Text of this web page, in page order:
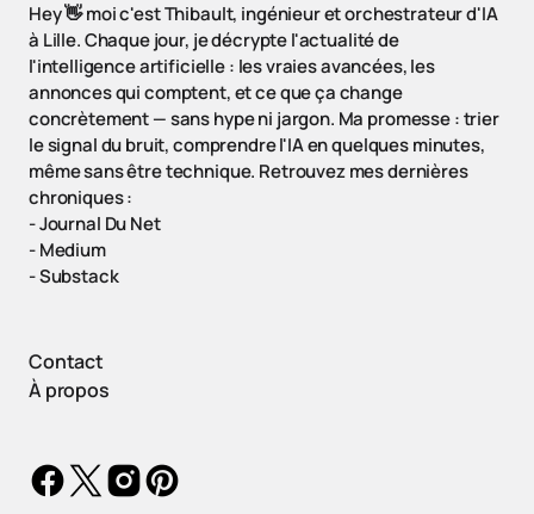
Hey 👋 moi c'est Thibault, ingénieur et orchestrateur d'IA
à Lille. Chaque jour, je décrypte l'actualité de
l'intelligence artificielle : les vraies avancées, les
annonces qui comptent, et ce que ça change
concrètement — sans hype ni jargon. Ma promesse : trier
le signal du bruit, comprendre l'IA en quelques minutes,
même sans être technique. Retrouvez mes dernières
chroniques :
-Journal Du Net
-Medium
-Substack
Contact
À propos